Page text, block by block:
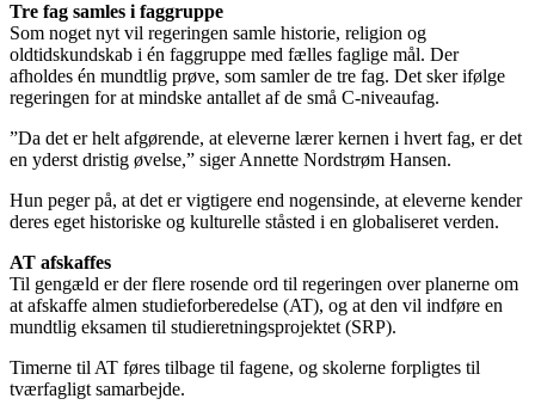
Tre fag samles i faggruppe
Som noget nyt vil regeringen samle historie, religion og
oldtidskundskab i én faggruppe med fælles faglige mål. Der
afholdes én mundtlig prøve, som samler de tre fag. Det sker ifølge
regeringen for at mindske antallet af de små C-niveaufag.
”Da det er helt afgørende, at eleverne lærer kernen i hvert fag, er det
en yderst dristig øvelse,” siger Annette Nordstrøm Hansen.
Hun peger på, at det er vigtigere end nogensinde, at eleverne kender
deres eget historiske og kulturelle ståsted i en globaliseret verden.
AT afskaffes
Til gengæld er der flere rosende ord til regeringen over planerne om
at afskaffe almen studieforberedelse (AT), og at den vil indføre en
mundtlig eksamen til studieretningsprojektet (SRP).
Timerne til AT føres tilbage til fagene, og skolerne forpligtes til
tværfagligt samarbejde.